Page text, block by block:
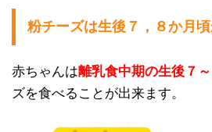
粉チーズは生後７，８か月
赤ちゃんは離乳食中期の生後７
ズを食べることが出来ます。